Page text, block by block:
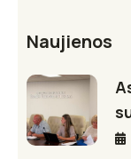
Naujienos